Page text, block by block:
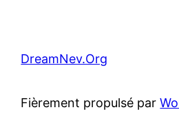
DreamNev.Org
Fièrement propulsé par